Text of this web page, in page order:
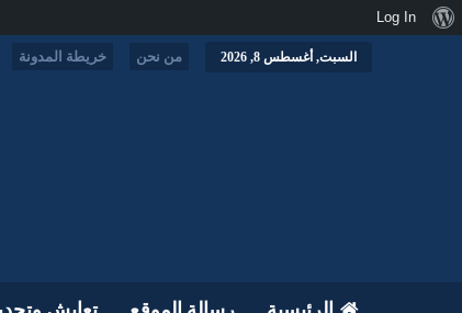
السبت, أغسطس 8, 2026 من نحن خريطة المدونة
نبذةLog In